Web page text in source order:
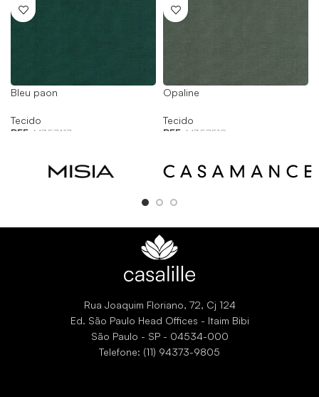
Bleu paon
Tecido
REF: M357417
Opaline
Tecido
REF: M357518
Rua Joaquim Floriano, 72, Cj 124
Ed. São Paulo Head Offices - Itaim Bibi
São Paulo - SP - 04534-000
Telefone: (11) 94373-9805